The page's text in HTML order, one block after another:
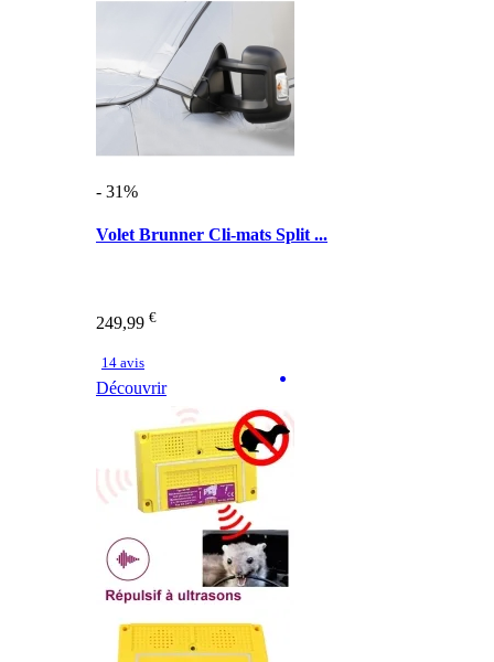
- 31%
Volet Brunner Cli-mats Split ...
249,99 €
14 avis
Découvrir